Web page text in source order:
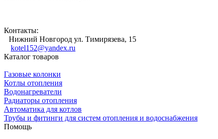
Контакты:
Нижний Новгород ул. Тимирязева, 15
kotel152@yandex.ru
Каталог товаров
Газовые колонки
Котлы отопления
Водонагреватели
Радиаторы отопления
Автоматика для котлов
Трубы и фитинги для систем отопления и водоснабжения
Помощь